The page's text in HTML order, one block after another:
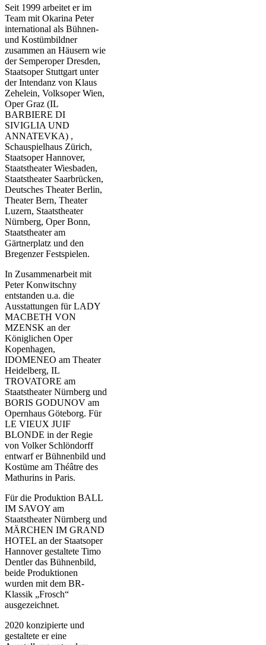
Seit 1999 arbeitet er im
Team mit Okarina Peter
international als Bühnen-
und Kostümbildner
zusammen an Häusern wie
der Semperoper Dresden,
Staatsoper Stuttgart unter
der Intendanz von Klaus
Zehelein, Volksoper Wien,
Oper Graz (IL
BARBIERE DI
SIVIGLIA UND
ANNATEVKA) ,
Schauspielhaus Zürich,
Staatsoper Hannover,
Staatstheater Wiesbaden,
Staatstheater Saarbrücken,
Deutsches Theater Berlin,
Theater Bern, Theater
Luzern, Staatstheater
Nürnberg, Oper Bonn,
Staatstheater am
Gärtnerplatz und den
Bregenzer Festspielen.
In Zusammenarbeit mit
Peter Konwitschny
entstanden u.a. die
Ausstattungen für LADY
MACBETH VON
MZENSK an der
Königlichen Oper
Kopenhagen,
IDOMENEO am Theater
Heidelberg, IL
TROVATORE am
Staatstheater Nürnberg und
BORIS GODUNOV am
Opernhaus Göteborg. Für
LE VIEUX JUIF
BLONDE in der Regie
von Volker Schlöndorff
entwarf er Bühnenbild und
Kostüme am Théâtre des
Mathurins in Paris.
Für die Produktion BALL
IM SAVOY am
Staatstheater Nürnberg und
MÄRCHEN IM GRAND
HOTEL an der Staatsoper
Hannover gestaltete Timo
Dentler das Bühnenbild,
beide Produktionen
wurden mit dem BR-
Klassik „Frosch“
ausgezeichnet.
2020 konzipierte und
gestaltete er eine